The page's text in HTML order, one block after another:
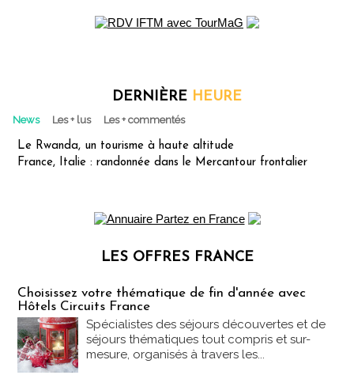
DERNIÈRE HEURE
News Les + lus Les + commentés
Le Rwanda, un tourisme à haute altitude
France, Italie : randonnée dans le Mercantour frontalier
LES OFFRES FRANCE
Choisissez votre thématique de fin d'année avec
Hôtels Circuits France
Spécialistes des séjours découvertes et de
séjours thématiques tout compris et sur-
mesure, organisés à travers les...